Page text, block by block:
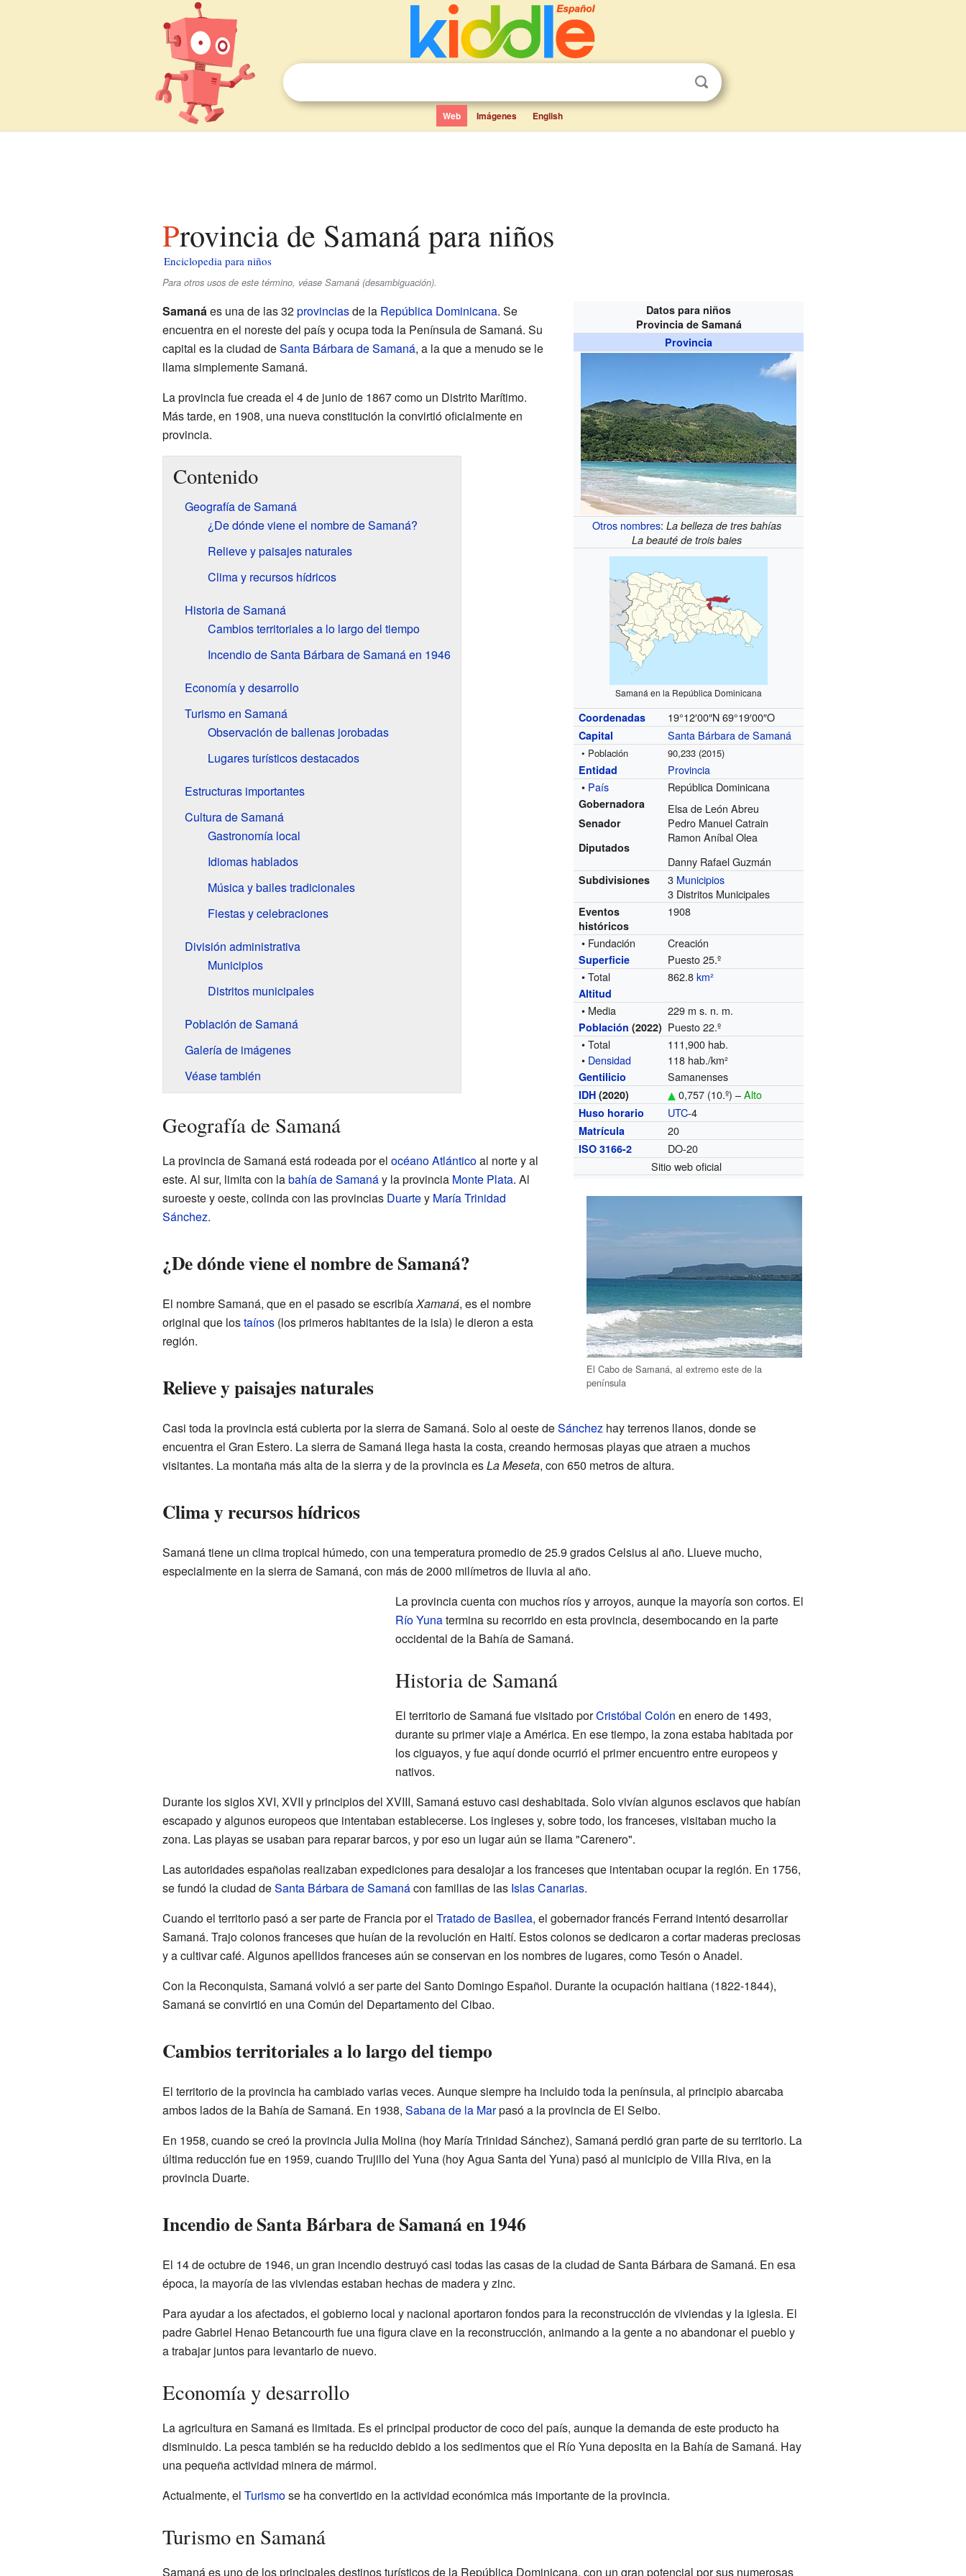
Web Imágenes English
Provincia de Samaná para niños
Enciclopedia para niños
Para otros usos de este término, véase Samaná (desambiguación).
Datos para niños
Provincia de Samaná
Provincia
Otros nombres: La belleza de tres bahías
La beauté de trois baies
Samaná en la República Dominicana
Coordenadas 19°12′00″N 69°19′00″O
Capital Santa Bárbara de Samaná
• Población 90,233 (2015)
Entidad
Provincia
• País República Dominicana
Gobernadora
Senador
Diputados
Elsa de León Abreu
Pedro Manuel Catrain
Ramon Aníbal Olea
Danny Rafael Guzmán
Subdivisiones 3 Municipios
3 Distritos Municipales
Eventos
históricos
1908
• Fundación Creación
Superficie
Puesto 25.º
• Total
862.8km²
Altitud
• Media 229 m s. n. m.
Población (2022) Puesto 22.º
• Total
111,900 hab.
• Densidad 118 hab./km²
Gentilicio Samanenses
IDH (2020) 0,757 (10.º) –Alto
Huso horario UTC-4
Matrícula 20
ISO 3166-2
DO-20
Sitio web oficial
Samanáes una de las 32provinciasde la República Dominicana. Se
encuentra en el noreste del país y ocupa toda la Península de Samaná. Su
capital es la ciudad deSanta Bárbara de Samaná, a la que a menudo se le
llama simplemente Samaná.
La provincia fue creada el 4 de junio de 1867 como un Distrito Marítimo.
Más tarde, en 1908, una nueva constitución la convirtió oficialmente en
provincia.
El Cabo de Samaná, al extremo este de la
península
Contenido
Geografía de Samaná
¿De dónde viene el nombre de Samaná?
Relieve y paisajes naturales
Clima y recursos hídricos
Historia de Samaná
Cambios territoriales a lo largo del tiempo
Incendio de Santa Bárbara de Samaná en 1946
Economía y desarrollo
Turismo en Samaná
Observación de ballenas jorobadas
Lugares turísticos destacados
Estructuras importantes
Cultura de Samaná
Gastronomía local
Idiomas hablados
Música y bailes tradicionales
Fiestas y celebraciones
División administrativa
Municipios
Distritos municipales
Población de Samaná
Galería de imágenes
Véase también
Geografía de Samaná
La provincia de Samaná está rodeada por el océano Atlánticoal norte y al
este. Al sur, limita con labahía de Samanáy la provincia Monte Plata. Al
suroeste y oeste, colinda con las provincias Duartey María Trinidad
Sánchez.
¿De dónde viene el nombre de Samaná?
El nombre Samaná, que en el pasado se escribíaXamaná, es el nombre
original que lostaínos(los primeros habitantes de la isla) le dieron a esta
región.
Relieve y paisajes naturales
Casi toda la provincia está cubierta por la sierra de Samaná. Solo al oeste deSánchezhay terrenos llanos, donde se
encuentra el Gran Estero. La sierra de Samaná llega hasta la costa, creando hermosas playas que atraen a muchos
visitantes. La montaña más alta de la sierra y de la provincia esLa Meseta, con 650 metros de altura.
Clima y recursos hídricos
Samaná tiene un clima tropical húmedo, con una temperatura promedio de 25.9 grados Celsius al año. Llueve mucho,
especialmente en la sierra de Samaná, con más de 2000 milímetros de lluvia al año.
La provincia cuenta con muchos ríos y arroyos, aunque la mayoría son cortos. El
Río Yunatermina su recorrido en esta provincia, desembocando en la parte
occidental de la Bahía de Samaná.
Historia de Samaná
El territorio de Samaná fue visitado porCristóbal Colón en enero de 1493,
durante su primer viaje a América. En ese tiempo, la zona estaba habitada por
los ciguayos, y fue aquí donde ocurrió el primer encuentro entre europeos y
nativos.
Durante los siglos XVI, XVII y principios del XVIII, Samaná estuvo casi deshabitada. Solo vivían algunos esclavos que habían
escapado y algunos europeos que intentaban establecerse. Los ingleses y, sobre todo, los franceses, visitaban mucho la
zona. Las playas se usaban para reparar barcos, y por eso un lugar aún se llama "Carenero".
Las autoridades españolas realizaban expediciones para desalojar a los franceses que intentaban ocupar la región. En 1756,
se fundó la ciudad deSanta Bárbara de Samanácon familias de las Islas Canarias.
Cuando el territorio pasó a ser parte de Francia por el Tratado de Basilea, el gobernador francés Ferrand intentó desarrollar
Samaná. Trajo colonos franceses que huían de la revolución en Haití. Estos colonos se dedicaron a cortar maderas preciosas
y a cultivar café. Algunos apellidos franceses aún se conservan en los nombres de lugares, como Tesón o Anadel.
Con la Reconquista, Samaná volvió a ser parte del Santo Domingo Español. Durante la ocupación haitiana (1822-1844),
Samaná se convirtió en una Común del Departamento del Cibao.
Cambios territoriales a lo largo del tiempo
El territorio de la provincia ha cambiado varias veces. Aunque siempre ha incluido toda la península, al principio abarcaba
ambos lados de la Bahía de Samaná. En 1938, Sabana de la Marpasó a la provincia de El Seibo.
En 1958, cuando se creó la provincia Julia Molina (hoy María Trinidad Sánchez), Samaná perdió gran parte de su territorio. La
última reducción fue en 1959, cuando Trujillo del Yuna (hoy Agua Santa del Yuna) pasó al municipio de Villa Riva, en la
provincia Duarte.
Incendio de Santa Bárbara de Samaná en 1946
El 14 de octubre de 1946, un gran incendio destruyó casi todas las casas de la ciudad de Santa Bárbara de Samaná. En esa
época, la mayoría de las viviendas estaban hechas de madera y zinc.
Para ayudar a los afectados, el gobierno local y nacional aportaron fondos para la reconstrucción de viviendas y la iglesia. El
padre Gabriel Henao Betancourth fue una figura clave en la reconstrucción, animando a la gente a no abandonar el pueblo y
a trabajar juntos para levantarlo de nuevo.
Economía y desarrollo
La agricultura en Samaná es limitada. Es el principal productor de coco del país, aunque la demanda de este producto ha
disminuido. La pesca también se ha reducido debido a los sedimentos que el Río Yuna deposita en la Bahía de Samaná. Hay
una pequeña actividad minera de mármol.
Actualmente, el Turismose ha convertido en la actividad económica más importante de la provincia.
Turismo en Samaná
Samaná es uno de los principales destinos turísticos de la República Dominicana, con un gran potencial por sus numerosas